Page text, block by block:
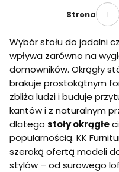
Strona
Wybór stołu do jadalni
wpływa zarówno na
domowników. Okrągły
brakuje prostokątnym
zbliża ludzi i buduje
kantów i z naturalnym
dlatego stoły okrągłe
popularnością. KK
szeroką ofertą modeli
stylów – od surowego